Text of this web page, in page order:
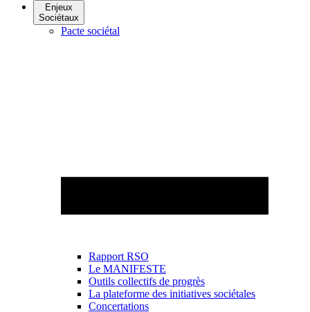
Enjeux
Sociétaux
Pacte sociétal
Rapport RSO
Le MANIFESTE
Outils collectifs de progrès
La plateforme des initiatives sociétales
Concertations